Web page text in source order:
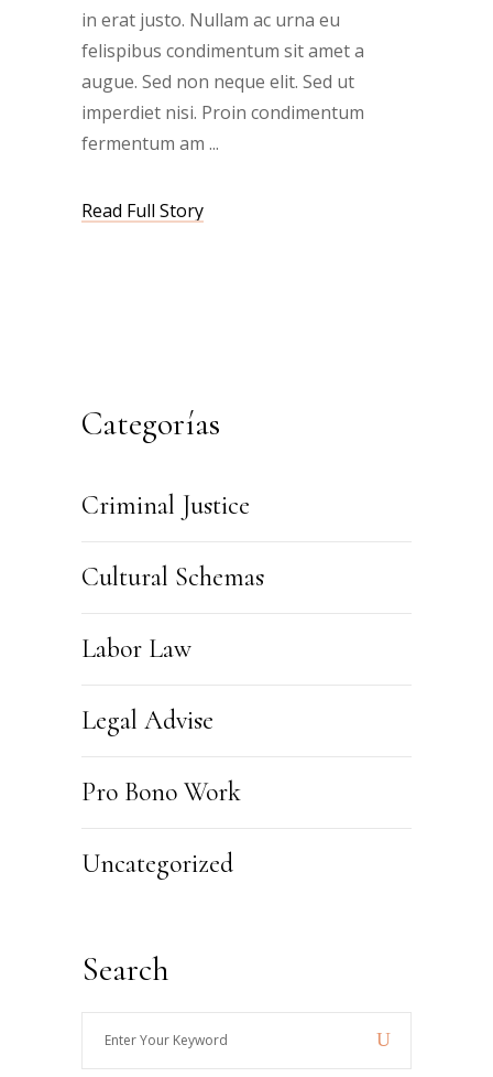
in erat justo. Nullam ac urna eu
felispibus condimentum sit amet a
augue. Sed non neque elit. Sed ut
imperdiet nisi. Proin condimentum
fermentum am
Read Full Story
Categorías
Criminal Justice
Cultural Schemas
Labor Law
Legal Advise
Pro Bono Work
Uncategorized
Search